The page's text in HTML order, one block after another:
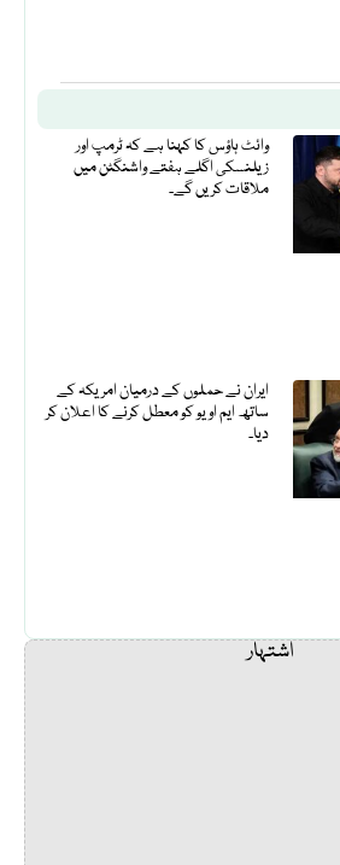
وائٹ ہاؤس کا کہنا ہے کہ ٹرمپ اور
زیلنسکی اگلے ہفتے واشنگٹن میں
ملاقات کریں گے۔
ایران نے حملوں کے درمیان امریکہ کے
ساتھ ایم او یو کو معطل کرنے کا اعلان کر
دیا۔
اشتہار